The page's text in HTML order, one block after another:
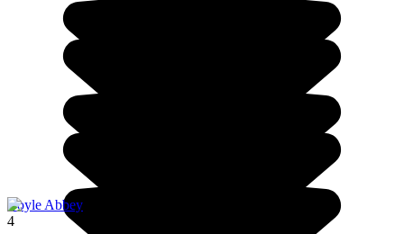
Boyle Abbey
4